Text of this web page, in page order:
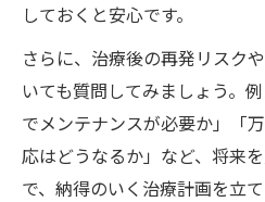
しておくと安心です。
さらに、治療後の再発リスク
いても質問してみましょう。
でメンテナンスが必要か」「
応はどうなるか」など、将来
で、納得のいく治療計画を立